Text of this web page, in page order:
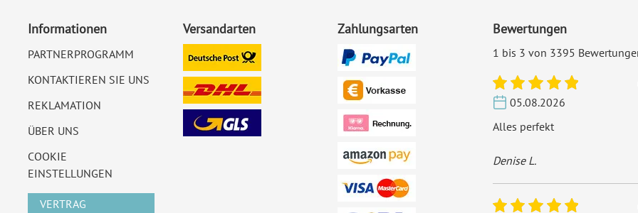
Informationen
PARTNERPROGRAMM
KONTAKTIEREN SIE UNS
REKLAMATION
ÜBER UNS
COOKIE
EINSTELLUNGEN
VERTRAG
Versandarten Zahlungsarten Bewertungen
1 bis 3 von 3395
05.08.2026
Alles perfekt
Denise L.